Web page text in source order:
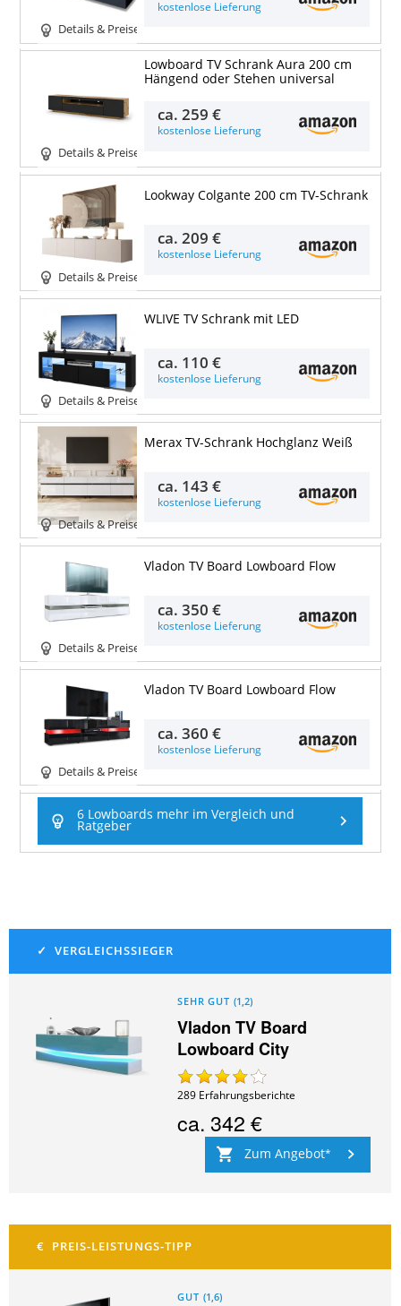
Details & Preise
kostenlose Lieferung
Details & Preise
Lowboard TV Schrank Aura 200 cm
Hängend oder Stehen universal
ca.259 €
kostenlose Lieferung
Details & Preise
Lookway Colgante 200 cm TV-Schrank
ca.209 €
kostenlose Lieferung
Details & Preise
WLIVE TV Schrank mit LED
ca. 110 €
kostenlose Lieferung
Details & Preise
Merax TV-Schrank Hochglanz Weiß
ca. 143 €
kostenlose Lieferung
Details & Preise
Vladon TV Board Lowboard Flow
ca.350 €
kostenlose Lieferung
Details & Preise
Vladon TV Board Lowboard Flow
ca.360 €
kostenlose Lieferung
6 Lowboards mehr im Vergleich und
Ratgeber
SEHR GUT (1,2)
Vladon TV Board
Lowboard City
289 Erfahrungsberichte
ca.342 €
Zum Angebot
GUT (1,6)